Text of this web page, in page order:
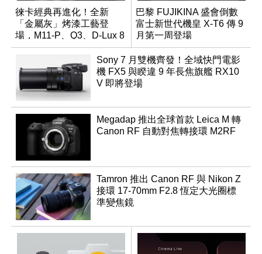
徠卡經典再進化！全新
「金屬灰」烤漆工藝登
場，M11-P、Q3、D-Lux 8
領銜換裝
巴黎 FUJIKINA 盛會倒數
富士新世代機皇 X-T6 傳 9
月第一周登場
Sony 7 月雙機齊發！全域快門電影
機 FX5 與睽違 9 年長焦旗艦 RX10
V 即將登場
Megadap 推出全球首款 Leica M 轉
Canon RF 自動對焦轉接環 M2RF
Tamron 推出 Canon RF 與 Nikon Z
接環 17-70mm F2.8 恆定大光圈標
準變焦鏡